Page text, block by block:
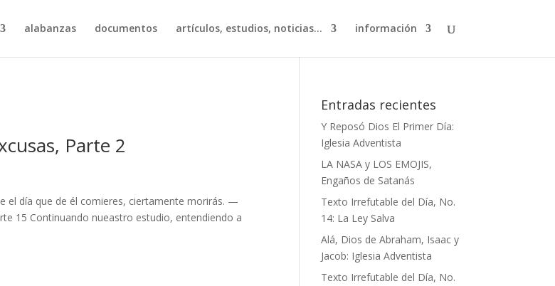
alabanzas documentos artículos, estudios, noticias… información
Parte 2
el día que de él comieres, ciertamente morirás. —
15 Continuando nueastro estudio, entendiendo a
Entradas recientes
Y Reposó Dios El Primer Día:
Iglesia Adventista
LA NASA y LOS EMOJIS,
Engaños de Satanás
Texto Irrefutable del Día, No.
14: La Ley Salva
Alá, Dios de Abraham, Isaac y
Jacob: Iglesia Adventista
Texto Irrefutable del Día, No.